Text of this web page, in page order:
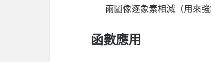
兩圖像逐象素相減（用來
函數應用